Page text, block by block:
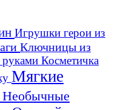
Игрушки герои из
Ключницы из
Косметичка
Мягкие
Необычные